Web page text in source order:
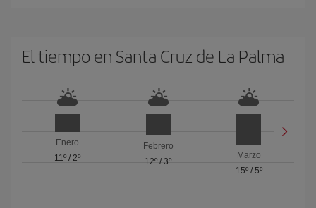
El tiempo en Santa Cruz de La Palma
Enero
11º/ 2º
Febrero
12º / 3º
Marzo
15º/ 5º